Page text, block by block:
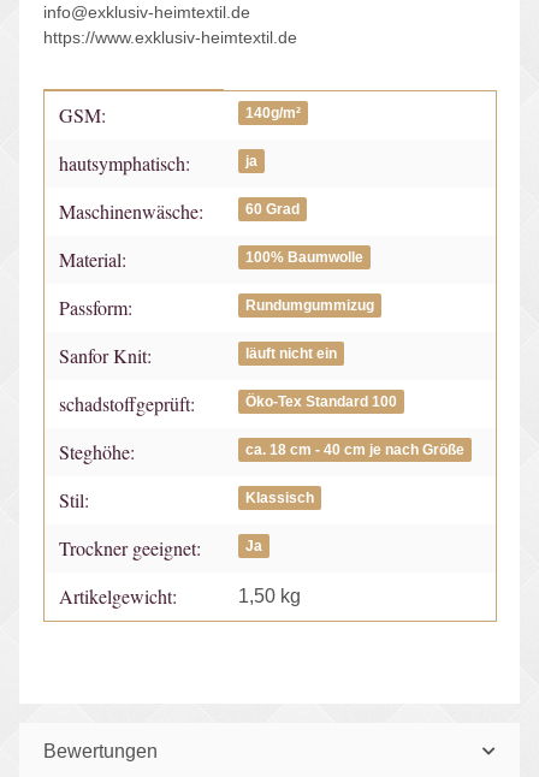
info@exklusiv-heimtextil.de
https://www.exklusiv-heimtextil.de
Produkteigenschaft
Wert
GSM: 140g/m²
hautsymphatisch: ja
Maschinenwäsche: 60 Grad
Material: 100% Baumwolle
Passform: Rundumgummizug
Sanfor Knit: läuft nicht ein
schadstoffgeprüft: Öko-Tex Standard 100
Steghöhe: ca. 18 cm - 40 cm je nach Größe
Stil: Klassisch
Trockner geeignet: Ja
Artikelgewicht: 1,50 kg
Bewertungen